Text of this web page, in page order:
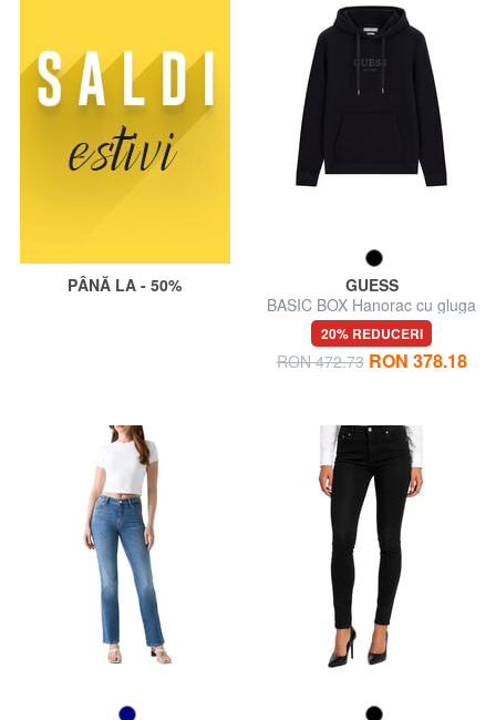
PÂNĂ LA - 50%
GUESS
BASIC BOX Hanorac cu gluga
20% REDUCERI
RON 472.73 RON 378.18